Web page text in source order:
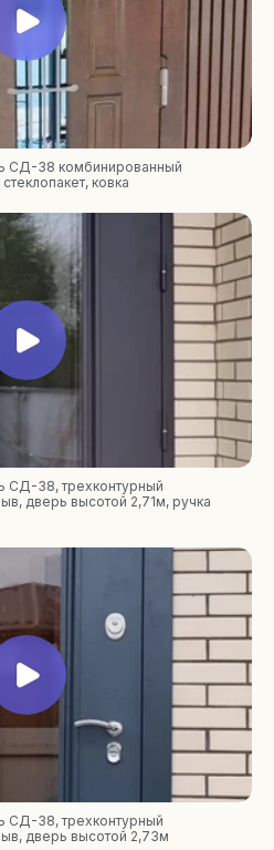
СД-38 комбинированный
ковка
СД-38, трехконтурный
дверь высотой 2,71м, ручка
СД-38, трехконтурный
дверь высотой 2,73м